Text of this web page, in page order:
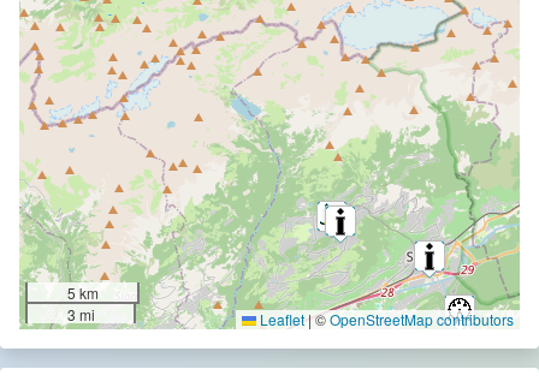
5 km
3 mi
Leaflet|©OpenStreetMap contributors